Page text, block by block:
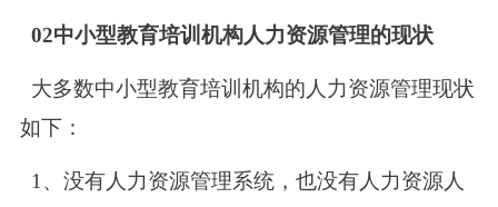
02中小型教育培训机构人力资源管理的现状
大多数中小型教育培训机构的人力资源管理现状
如下：
1、没有人力资源管理系统，也没有人力资源人